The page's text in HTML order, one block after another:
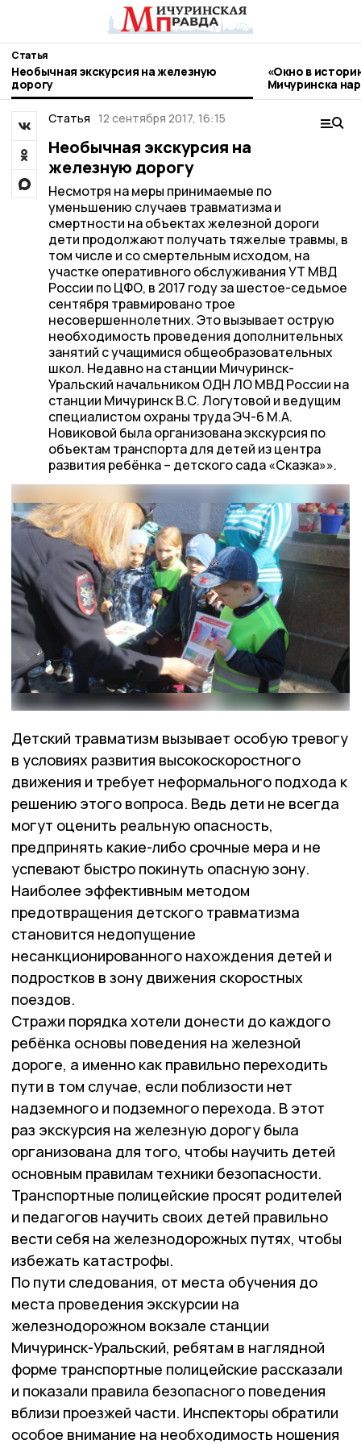
Статья
Необычная экскурсия на железную
дорогу
«Окно в
Мичуринска
стиле гжель
Статья 12 сентября 2017, 16:15
Необычная экскурсия на
железную дорогу
Несмотря на меры принимаемые по
уменьшению случаев травматизма и
смертности на объектах железной дороги
дети продолжают получать тяжелые травмы, в
том числе и со смертельным исходом, на
участке оперативного обслуживания УТ МВД
России по ЦФО, в 2017 году за шестое-седьмое
сентября травмировано трое
несовершеннолетних. Это вызывает острую
необходимость проведения дополнительных
занятий с учащимися общеобразовательных
школ. Недавно на станции Мичуринск-
Уральский начальником ОДН ЛО МВД России на
станции Мичуринск В.С. Логутовой и ведущим
специалистом охраны труда ЭЧ-6 М.А.
Новиковой была организована экскурсия по
объектам транспорта для детей из центра
развития ребёнка – детского сада «Сказка»».
Детский травматизм вызывает особую тревогу
в условиях развития высокоскоростного
движения и требует неформального подхода к
решению этого вопроса. Ведь дети не всегда
могут оценить реальную опасность,
предпринять какие-либо срочные мера и не
успевают быстро покинуть опасную зону.
Наиболее эффективным методом
предотвращения детского травматизма
становится недопущение
несанкционированного нахождения детей и
подростков в зону движения скоростных
поездов.
Стражи порядка хотели донести до каждого
ребёнка основы поведения на железной
дороге, а именно как правильно переходить
пути в том случае, если поблизости нет
надземного и подземного перехода. В этот
раз экскурсия на железную дорогу была
организована для того, чтобы научить детей
основным правилам техники безопасности.
Транспортные полицейские просят родителей
и педагогов научить своих детей правильно
вести себя на железнодорожных путях, чтобы
избежать катастрофы.
По пути следования, от места обучения до
места проведения экскурсии на
железнодорожном вокзале станции
Мичуринск-Уральский, ребятам в наглядной
форме транспортные полицейские рассказали
и показали правила безопасного поведения
вблизи проезжей части. Инспекторы обратили
особое внимание на необходимость ношения